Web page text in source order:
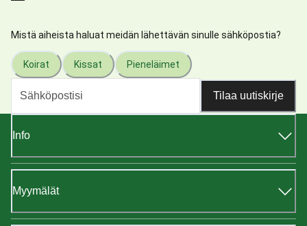
Mistä aiheista haluat meidän lähettävän sinulle sähköpostia?
Koirat Kissat Pieneläimet
Tilaa uutiskirje
Info
Myymälät